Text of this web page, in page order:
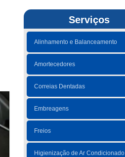
Serviços
Alinhamento e Balanceamento
Amortecedores
Correias Dentadas
Embreagens
Freios
Higienização de Ar Condicionado